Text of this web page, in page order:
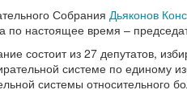
Собрания Дьяконов
по настоящее время –
состоит из 27 депутатов,
системе по единому
системы относительного